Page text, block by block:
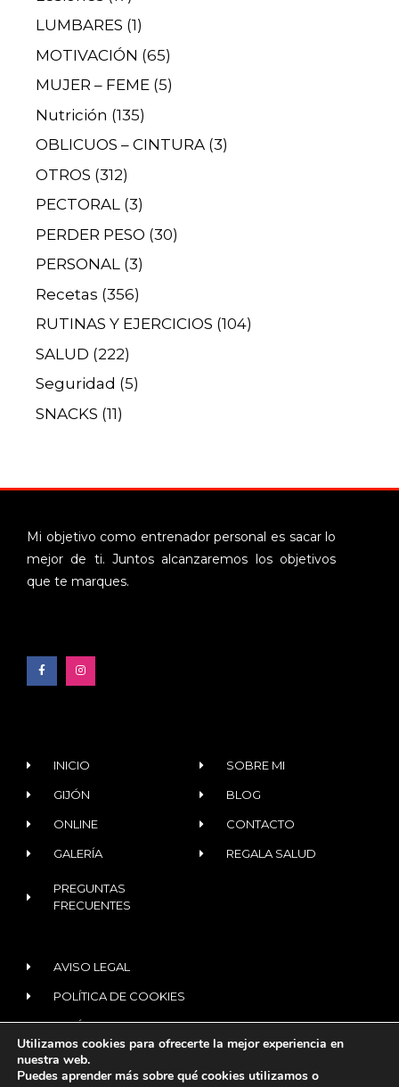
LUMBARES (1)
MOTIVACIÓN (65)
MUJER – FEME (5)
Nutrición (135)
OBLICUOS – CINTURA (3)
OTROS (312)
PECTORAL (3)
PERDER PESO (30)
PERSONAL (3)
Recetas (356)
RUTINAS Y EJERCICIOS (104)
SALUD (222)
Seguridad (5)
SNACKS (11)
Mi objetivo como entrenador personal es sacar lo
mejor de ti. Juntos alcanzaremos los objetivos
que te marques.
INICIO
GIJÓN
ONLINE
GALERÍA
PREGUNTAS
FRECUENTES
SOBRE MI
BLOG
CONTACTO
REGALA SALUD
AVISO LEGAL
POLÍTICA DE COOKIES
POLÍTICA DE PRIVACIDAD
Utilizamos cookies para ofrecerte la mejor experiencia en
nuestra web.
Puedes aprender más sobre qué cookies utilizamos o